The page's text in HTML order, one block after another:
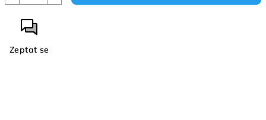
Zeptat se